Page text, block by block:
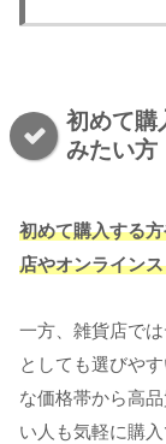
初めて購
みたい方
初めて購入する
店やオンライン
一方、雑貨店で
としても選びや
な価格帯から高
い人も気軽に購入